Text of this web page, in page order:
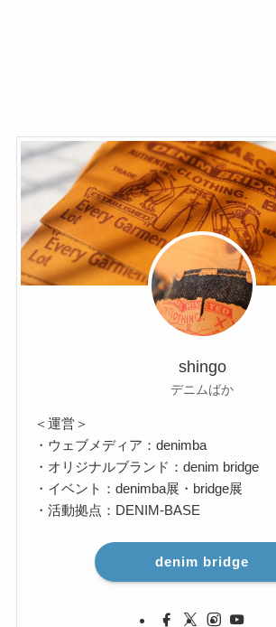
shingo
デニムばか
＜運営＞
・ウェブメディア：denimba
・オリジナルブランド：denim bridge
・イベント：denimba展・bridge展
・活動拠点：DENIM-BASE
denim bridge